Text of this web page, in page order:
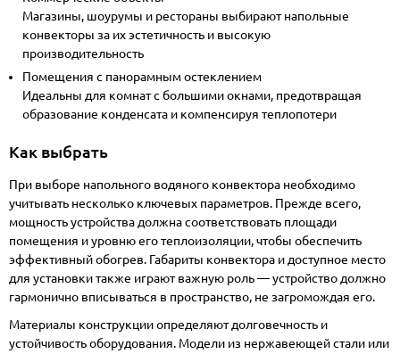
Магазины, шоурумы и рестораны выбирают напольные
конвекторы за их эстетичность и высокую
производительность
Помещения с панорамным остеклением
Идеальны для комнат с большими окнами, предотвращая
образование конденсата и компенсируя теплопотери
Как выбрать
При выборе напольного водяного конвектора необходимо
учитывать несколько ключевых параметров. Прежде всего,
мощность устройства должна соответствовать площади
помещения и уровню его теплоизоляции, чтобы обеспечить
эффективный обогрев. Габариты конвектора и доступное место
для установки также играют важную роль — устройство должно
гармонично вписываться в пространство, не загромождая его.
Материалы конструкции определяют долговечность и
устойчивость оборудования. Модели из нержавеющей стали или